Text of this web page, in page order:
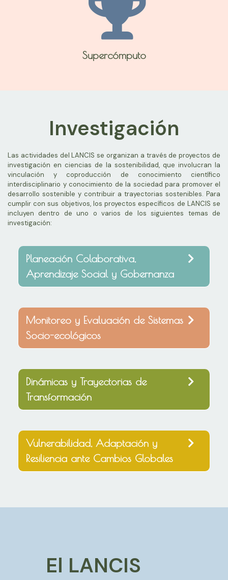
Supercómputo
Investigación
Las actividades del LANCIS se organizan a través de proyectos de
investigación en ciencias de la sostenibilidad, que involucran la
vinculación y coproducción de conocimiento científico
interdisciplinario y conocimiento de la sociedad para promover el
desarrollo sostenible y contribuir a trayectorias sostenibles. Para
cumplir con sus objetivos, los proyectos específicos de LANCIS se
incluyen dentro de uno o varios de los siguientes temas de
investigación:
Planeación Colaborativa,
Aprendizaje Social y Gobernanza
Monitoreo y Evaluación de Sistemas
Socio-ecológicos
Dinámicas y Trayectorias de
Transformación
Vulnerabilidad, Adaptación y
Resiliencia ante Cambios Globales
El LANCIS